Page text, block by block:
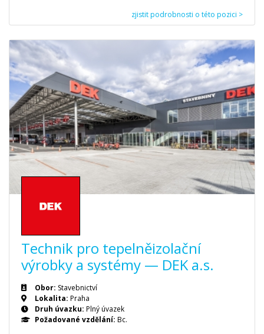
zjistit podrobnosti o této pozici >
Technik pro tepelněizolační
výrobky a systémy — DEK a.s.
Obor: Stavebnictví
Lokalita: Praha
Druh úvazku: Plný úvazek
Požadované vzdělání: Bc.